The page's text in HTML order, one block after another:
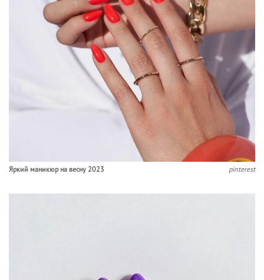
Яркий маникюр на весну 2023 pinterest